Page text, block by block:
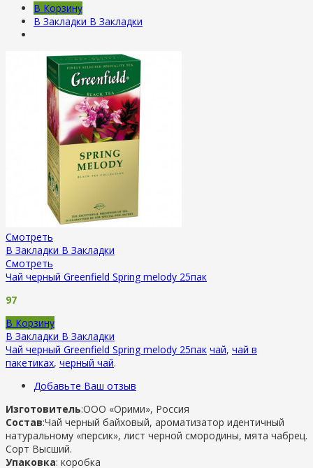
В Корзину
В Закладки В Закладки
Смотреть
В Закладки В Закладки
Смотреть
Чай черный Greenfield Spring melody 25пак
97
В Корзину
В Закладки В Закладки
Чай черный Greenfield Spring melody 25пак чай, чай в
пакетиках, черный чай.
Добавьте Ваш отзыв
Изготовитель:ООО «Орими», Россия
Состав:Чай черный байховый, ароматизатор идентичный
натуральному «персик», лист черной смородины, мята чабрец.
Сорт Высший.
Упаковка: коробка